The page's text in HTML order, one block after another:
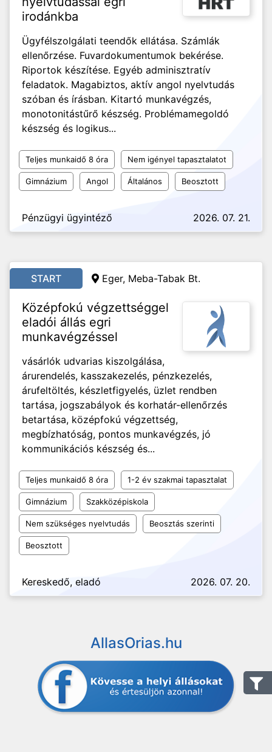
irodánkba
Ügyfélszolgálati teendők ellátása. Számlák
ellenőrzése. Fuvardokumentumok bekérése.
Riportok készítése. Egyéb adminisztratív
feladatok. Magabiztos, aktív angol nyelvtudás
szóban és írásban. Kitartó munkavégzés,
monotonitástűrő készség. Problémamegoldó
készség és logikus...
Teljes munkaidő 8 óra Nem igényel tapasztalatot
Gimnázium Angol Általános Beosztott
Pénzügyi ügyintéző 2026. 07. 21.
START Eger, Meba-Tabak Bt.
Középfokú végzettséggel
eladói állás egri
munkavégzéssel
vásárlók udvarias kiszolgálása,
árurendelés, kasszakezelés, pénzkezelés,
árufeltöltés, készletfigyelés, üzlet rendben
tartása, jogszabályok és korhatár-ellenőrzés
betartása, középfokú végzettség,
megbízhatóság, pontos munkavégzés, jó
kommunikációs készség és...
Teljes munkaidő 8 óra 1-2 év szakmai tapasztalat
Gimnázium Szakközépiskola
Nem szükséges nyelvtudás Beosztás szerinti
Beosztott
Kereskedő, eladó 2026. 07. 20.
AllasOrias.hu